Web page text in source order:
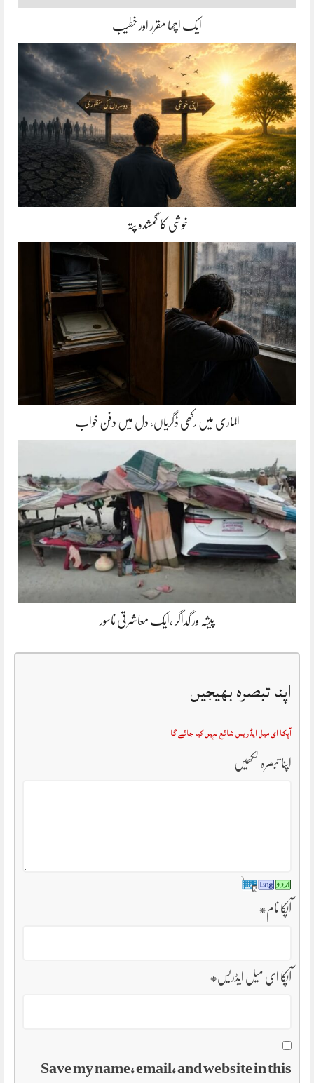
ایک اچھا مقرر اور خطیب
خوشی کا گمشدہ پتہ
الماری میں رکھی ڈگریاں، دل میں دفن خواب
پیشہ ور گداگر ،ایک معاشرتی ناسور
اپنا تبصرہ بھیجیں
آپکا ای میل ایڈریس شائع نہیں کیا جائے گا
اپنا تبصرہ لکھیں
آپکا نام*
آپکا ای میل ایڈریس*
Save my name, email, and website in this